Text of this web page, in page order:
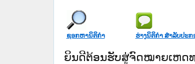
ຊອກຫານິຕິກໍາ ຮ່າງນິຕິກໍາ ສໍາລັບປະ
ຍິນດີຕ້ອນຮັບສູ່ຈົດໝາຍເຫດ